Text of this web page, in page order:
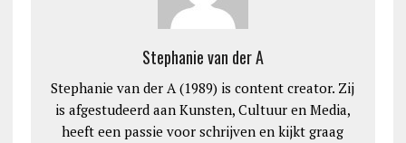
Stephanie van der A
Stephanie van der A (1989) is content creator. Zij
is afgestudeerd aan Kunsten, Cultuur en Media,
heeft een passie voor schrijven en kijkt graag